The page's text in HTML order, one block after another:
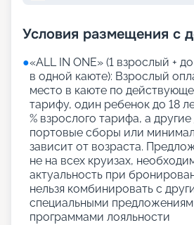
Условия размещения с
●«АLL IN ONE» (1 взрослый +
в одной каюте): Взрослый
место в каюте по
тарифу, один ребенок до 18
% взрослого тарифа, а
портовые сборы или
зависит от возраста.
не на всех круизах,
актуальность при
нельзя комбинировать с
специальными
программами лояльности